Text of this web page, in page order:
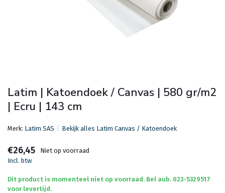
Latim | Katoendoek / Canvas | 580 gr/m2
| Ecru | 143 cm
Merk: Latim SAS Bekijk alles Latim Canvas / Katoendoek
€26,45
Niet op voorraad
Incl. btw
Dit product is momenteel niet op voorraad. Bel aub. 023-5329517
voor levertijd.